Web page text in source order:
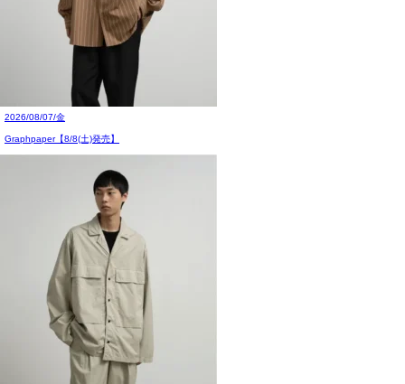
2026/08/07/金
Graphpaper【8/8(土)発売】